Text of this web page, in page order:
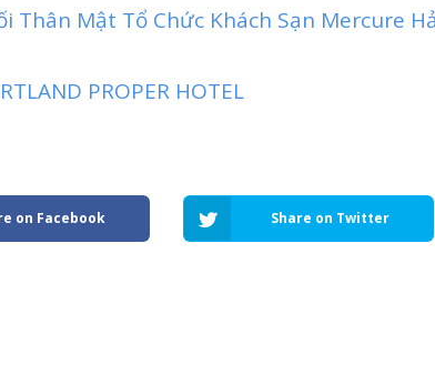
Thân Mật Tổ Chức Khách Sạn Mercure
PROPER HOTEL
on Facebook Share on Twitter